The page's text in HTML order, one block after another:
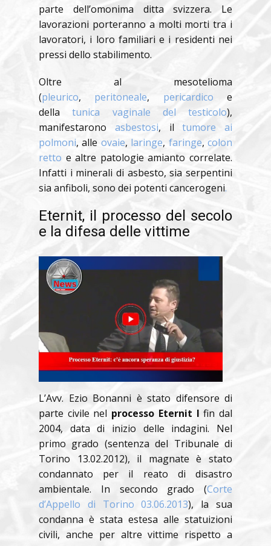
parte dell’omonima ditta svizzera. Le
lavorazioni porteranno a molti morti tra i
lavoratori, i loro familiari e i residenti nei
pressi dello stabilimento.
Oltre al mesotelioma
(pleurico, peritoneale, pericardico e
della tunica vaginale del testicolo),
manifestarono asbestosi, iltumore ai
polmoni, alle ovaie, laringe, faringe,colon
retto e altre patologie amianto correlate.
Infatti i minerali di asbesto, sia serpentini
sia anfiboli, sono dei potenti cancerogeni.
Eternit, il processo del secolo
e la difesa delle vittime
L’Avv. Ezio Bonanni è stato difensore di
parte civile nel processo Eternit I fin dal
2004, data di inizio delle indagini. Nel
primo grado (sentenza del Tribunale di
Torino 13.02.2012), il magnate è stato
condannato per il reato di disastro
ambientale. In secondo grado (Corte
d’Appello di Torino 03.06.2013), la sua
condanna è stata estesa alle statuizioni
civili, anche per altre vittime rispetto a